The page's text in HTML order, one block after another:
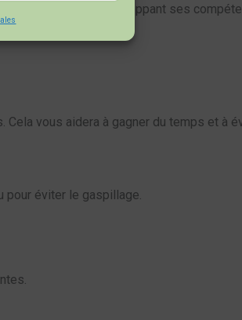
tout en développant ses
pour essayer ?
vous aidera à gagner du temps et à
pour éviter le gaspillage.